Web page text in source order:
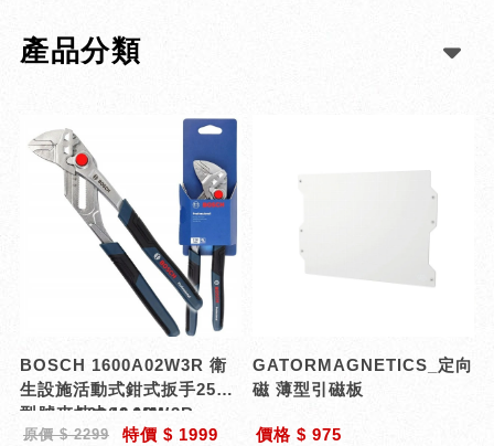
產品分類
BOSCH 1600A02W3R 衛
生設施活動式鉗式扳手250
mm 夾持力48 MM
型號 : 1600A02W3R
原價 $ 2299 特價 $ 1999
GATORMAGNETICS_定向
磁 薄型引磁板
價格 $ 975